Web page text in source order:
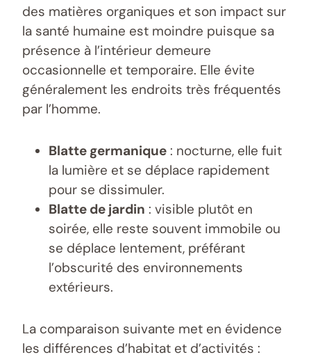
des matières organiques et son impact sur
la santé humaine est moindre puisque sa
présence à l’intérieur demeure
occasionnelle et temporaire. Elle évite
généralement les endroits très fréquentés
par l’homme.
Blatte germanique : nocturne, elle fuit
la lumière et se déplace rapidement
pour se dissimuler.
Blatte de jardin : visible plutôt en
soirée, elle reste souvent immobile ou
se déplace lentement, préférant
l’obscurité des environnements
extérieurs.
La comparaison suivante met en évidence
les différences d’habitat et d’activités :